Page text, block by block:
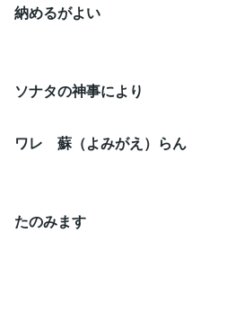
納めるがよい
ソナタの神事により
ワレ 蘇（よみがえ）らん
たのみます